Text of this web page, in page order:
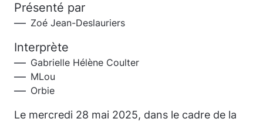
Présenté par
Zoé Jean-Deslauriers
Interprète
Gabrielle Hélène Coulter
MLou
Orbie
Le mercredi 28 mai 2025, dans le cadre de la